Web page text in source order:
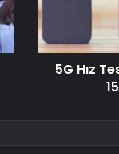
5G Hız